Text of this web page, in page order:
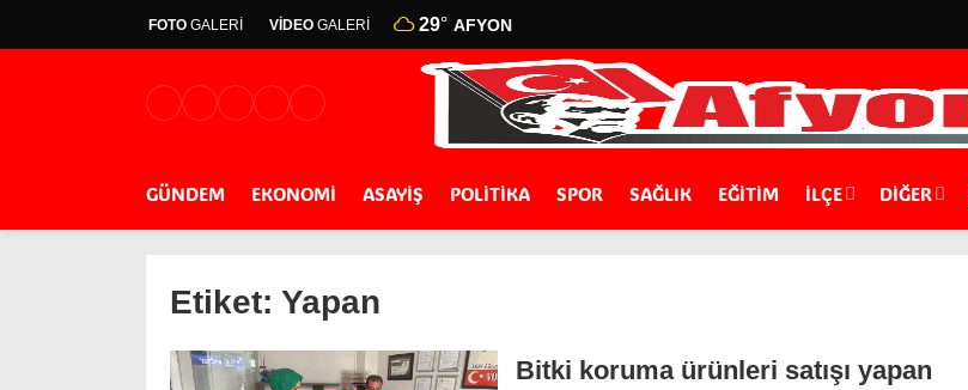
FOTO GALERİ VİDEO GALERİ 29° AFYON
GÜNDEM EKONOMİ ASAYİŞ POLİTİKA SPOR SAĞLIK EĞİTİM İLÇE DIĞER
Etiket: Yapan
Bitki koruma ürünleri satışı yapan